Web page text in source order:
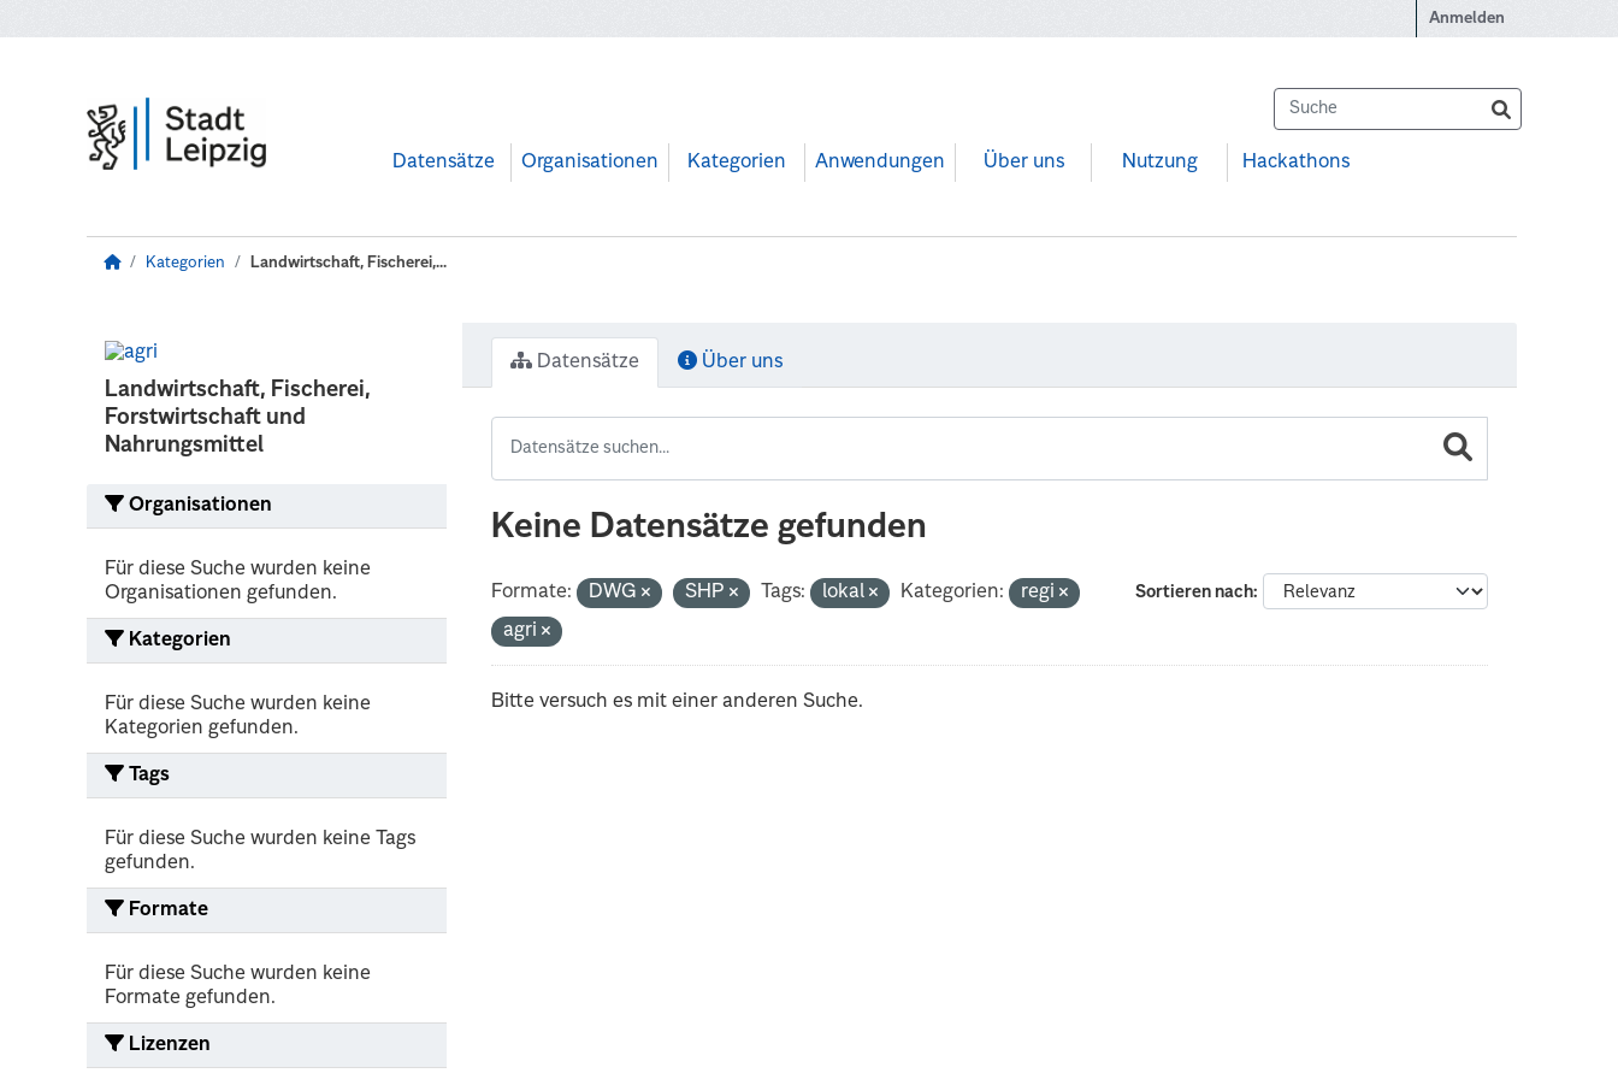
Anmelden
Datensätze Organisationen Kategorien Anwendungen Über uns Nutzung Hackathons
Kategorien Landwirtschaft, Fischerei,...
Landwirtschaft, Fischerei,
Forstwirtschaft und
Nahrungsmittel
Organisationen
Für diese Suche wurden keine
Organisationen gefunden.
Kategorien
Für diese Suche wurden keine
Kategorien gefunden.
Tags
Für diese Suche wurden keine Tags
gefunden.
Formate
Für diese Suche wurden keine
Formate gefunden.
Lizenzen
Datensätze Über uns
Keine Datensätze gefunden
Sortieren nach
Formate: DWG SHP Tags: lokal Kategorien:
regi
agri
Bitte versuch es mit einer anderen Suche.